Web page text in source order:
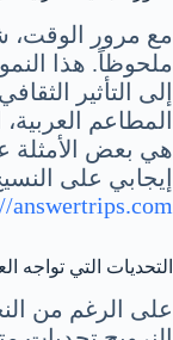
مع مرور الوقت،
ملحوظاً. هذا
إلى التأثير
المطاعم العربية،
هي بعض الأمثلة
إيجابي على
answertrips.com
التحديات التي تواجه
على الرغم من